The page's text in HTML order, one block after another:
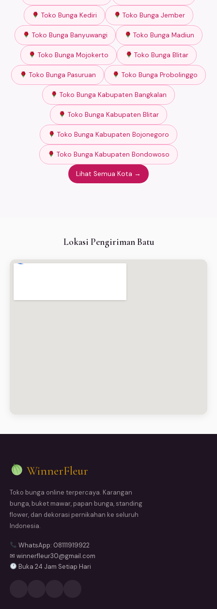
Toko Bunga Kediri Toko Bunga Jember
Toko Bunga Banyuwangi Toko Bunga Madiun
Toko Bunga Mojokerto Toko Bunga Blitar
Toko Bunga Pasuruan Toko Bunga Probolinggo
Toko Bunga Kabupaten Bangkalan
Toko Bunga Kabupaten Blitar
Toko Bunga Kabupaten Bojonegoro
Toko Bunga Kabupaten Bondowoso
Lihat Semua Kota →
Lokasi Pengiriman Batu
WinnerFleur
Toko bunga online terpercaya. Karangan
bunga, buket mawar, papan bunga, standing
flower, dan dekorasi pernikahan ke seluruh
Indonesia.
WhatsApp: 08111919922
✉ winnerfleur30@gmail.com
Buka 24 Jam Setiap Hari